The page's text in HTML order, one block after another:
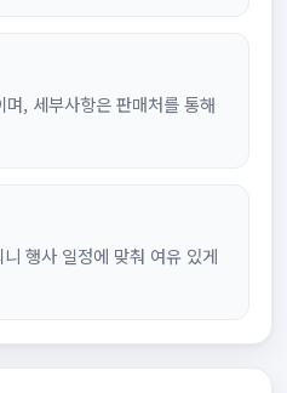
, 세부사항은 판매처를 통해
행사 일정에 맞춰 여유 있게